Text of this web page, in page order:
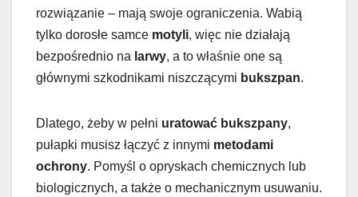
rozwiązanie – mają swoje ograniczenia. Wabią
tylko dorosłe samce motyli, więc nie działają
bezpośrednio na larwy, a to właśnie one są
głównymi szkodnikami niszczącymi bukszpan.
Dlatego, żeby w pełni uratować bukszpany,
pułapki musisz łączyć z innymi metodami
ochrony. Pomyśl o opryskach chemicznych lub
biologicznych, a także o mechanicznym usuwaniu.